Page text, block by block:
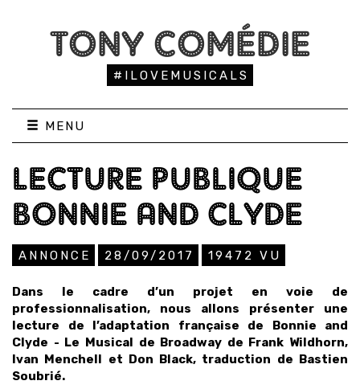
TONY COMÉDIE
#ILOVEMUSICALS
MENU
LECTURE PUBLIQUE
BONNIE AND CLYDE
ANNONCE 28/09/2017 19472 VU
Dans le cadre d’un projet en voie de
professionnalisation, nous allons présenter une
lecture de l’adaptation française de Bonnie and
Clyde - Le Musical de Broadway de Frank Wildhorn,
Ivan Menchell et Don Black, traduction de Bastien
Soubrié.